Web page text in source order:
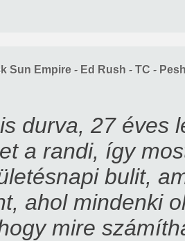
Sun Empire - Ed Rush - TC -
durva, 27 éves
a randi, így
bulit,
ahol mindenki
mire